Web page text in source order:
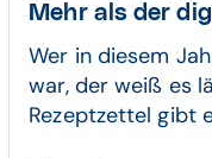
Mehr als der
Wer in diesem
war, der weiß es
Rezeptzettel gibt